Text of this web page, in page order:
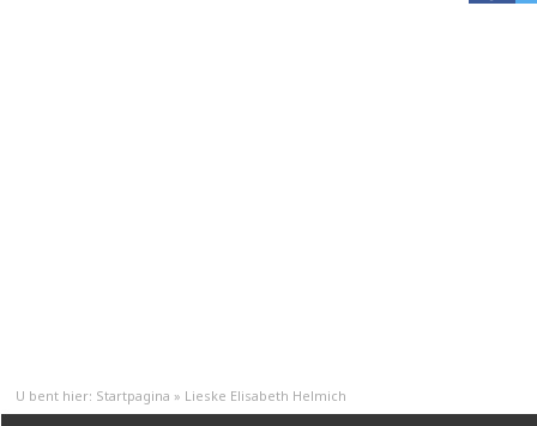
U bent hier: Startpagina » Lieske Elisabeth Helmich